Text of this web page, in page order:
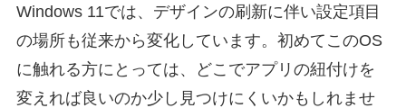
Windows 11では、デザインの刷新に伴い設定項目
の場所も従来から変化しています。初めてこのOS
に触れる方にとっては、どこでアプリの紐付けを
変えれば良いのか少し見つけにくいかもしれませ